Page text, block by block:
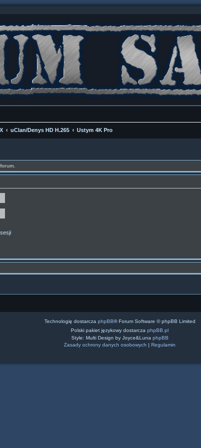
uClan/Denys HD H.265 Ustym 4K Pro
Technologię dostarcza phpBB® Forum Software © phpBB Limited
Polski pakiet językowy dostarcza phpBB.pl
Style: Multi Design by Joyce&Luna phpBB
Zasady ochrony danych osobowych | Regulamin